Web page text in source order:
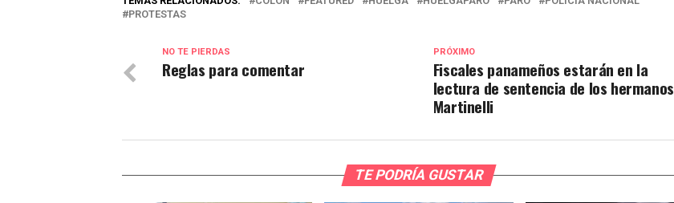
PROTESTAS
PRÓXIMO
Fiscales panameños estarán en la
lectura de sentencia de los hermanos
Martinelli
NO TE PIERDAS
Reglas para comentar
TE PODRÍA GUSTAR